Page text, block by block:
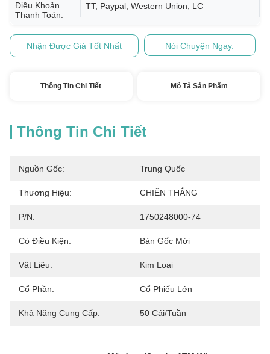
Điều Khoản
Thanh Toán:
TT, Paypal, Western Union, LC
Nhận Được Giá Tốt Nhất Nói Chuyện Ngay.
Thông Tin Chi Tiết Mô Tả Sản Phẩm
Thông Tin Chi Tiết
Nguồn Gốc: Trung Quốc
Thương Hiệu: CHIẾN THẮNG
P/N: 1750248000-74
Có Điều Kiện: Bản Gốc Mới
Vật Liệu: Kim Loại
Cổ Phần: Cổ Phiếu Lớn
Khả Năng Cung Cấp: 50 Cái/tuần